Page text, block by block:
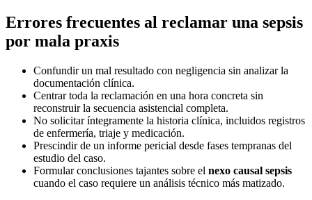
Errores frecuentes al reclamar una sepsis
por mala praxis
Confundir un mal resultado con negligencia sin analizar la
documentación clínica.
Centrar toda la reclamación en una hora concreta sin
reconstruir la secuencia asistencial completa.
No solicitar íntegramente la historia clínica, incluidos registros
de enfermería, triaje y medicación.
Prescindir de un informe pericial desde fases tempranas del
estudio del caso.
Formular conclusiones tajantes sobre el nexo causal sepsis
cuando el caso requiere un análisis técnico más matizado.